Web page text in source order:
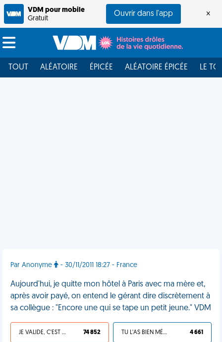
VDM pour mobile
Gratuit
Ouvrir dans l'app ×
TOUT ALÉATOIRE ÉPICÉE ALÉATOIRE ÉPICÉE LE
Par Anonyme - 30/11/2011 18:27 - France
Aujourd'hui, je quitte mon hôtel à Paris avec ma mère et,
après avoir payé, on entend le gérant dire discrètement à
sa collègue : "Encore une qui se tape un petit jeune." VDM
JE VALIDE, C'EST UNE VDM 74 852 TU L'AS BIEN MÉRITÉ 4 661